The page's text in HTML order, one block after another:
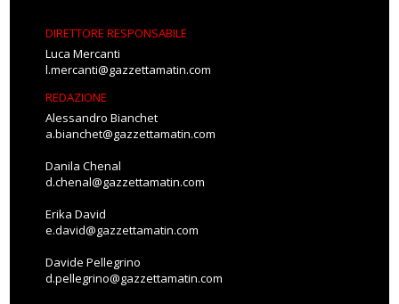
DIRETTORE RESPONSABILE
Luca Mercanti
l.mercanti@gazzettamatin.com
REDAZIONE
Alessandro Bianchet
a.bianchet@gazzettamatin.com
Danila Chenal
d.chenal@gazzettamatin.com
Erika David
e.david@gazzettamatin.com
Davide Pellegrino
d.pellegrino@gazzettamatin.com